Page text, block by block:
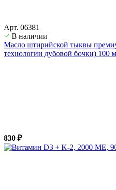
Арт. 06381
В наличии
Масло штирийской тыквы
технологии дубовой бочки) 100
830 ₽